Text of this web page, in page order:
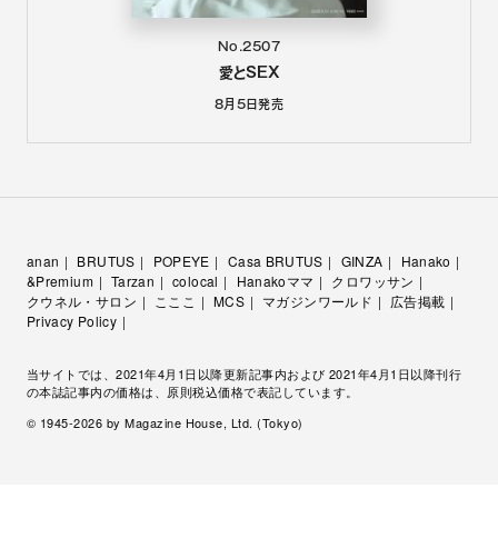
No.2507
愛とSEX
8月5日発売
anan BRUTUS POPEYE Casa BRUTUS GINZA
Hanako
&Premium
Tarzan colocal Hanakoママ
クロワッサン
クウネル・サロン
こここ MCS マガジンワールド
広告掲載
Privacy Policy
当サイトでは、2021年4月1日以降更新記事内および 2021年4月1日以降刊行
の本誌記事内の価格は、原則税込価格で表記しています。
© 1945-2026 by Magazine House, Ltd. (Tokyo)